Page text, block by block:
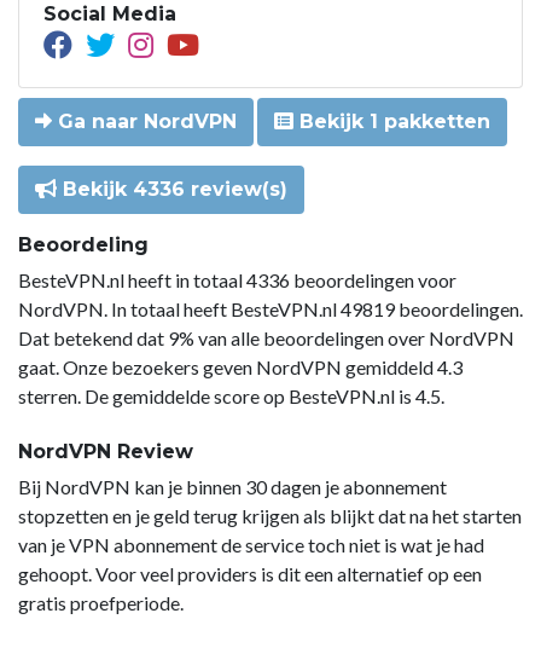
Social Media
Ga naar NordVPN Bekijk 1 pakketten
Bekijk 4336 review(s)
Beoordeling
BesteVPN.nl heeft in totaal 4336 beoordelingen voor
NordVPN. In totaal heeft BesteVPN.nl 49819 beoordelingen.
Dat betekend dat 9% van alle beoordelingen over NordVPN
gaat. Onze bezoekers geven NordVPN gemiddeld 4.3
sterren. De gemiddelde score op BesteVPN.nl is 4.5.
NordVPN Review
Bij NordVPN kan je binnen 30 dagen je abonnement
stopzetten en je geld terug krijgen als blijkt dat na het starten
van je VPN abonnement de service toch niet is wat je had
gehoopt. Voor veel providers is dit een alternatief op een
gratis proefperiode.